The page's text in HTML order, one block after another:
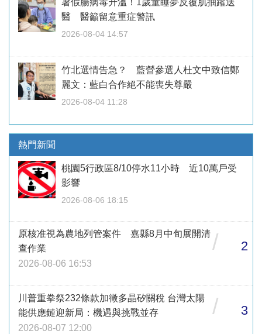
暑假腸病毒升溫！1歲童睡夢反覆肌抽躍送
醫 醫籲留意重症警訊
2026-08-04 14:57
竹北選情告急？ 藍營參選人杜文中致信鄭
麗文：藍白合作絕不能喪失尊嚴
2026-08-04 11:28
熱門新聞
桃園5行政區8/10停水11小時 近10萬戶受
影響
2026-08-06 18:15
原核准視為農地列管案件 嘉縣8月中旬展開清
查作業
2026-08-06 16:53
/ 2
川普重拳祭232條款加徵多晶矽關稅 台灣太陽
能供應鏈迎新局：機遇與挑戰並存
2026-08-07 12:00
/ 3